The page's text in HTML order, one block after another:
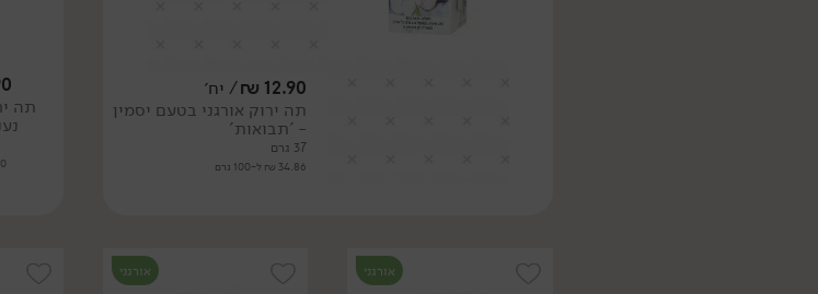
12.90
₪/ יח׳
תה ירוק אורגני בטעם יסמין
- 'תבואות'
37 גרם
34.86 ₪ ל-100 גרם
תה
אורגני אורגני